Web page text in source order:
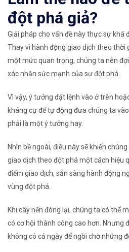
đột phá giả?
Giải pháp cho vấn đề này thực sự khá
Thay vì hành động giao dịch theo thời
một mức quan trọng, chúng ta nên
xác nhận sức mạnh của sự đột phá.
Vì vậy, ý tưởng đặt lệnh vào ở trên
kháng cự để tự động đưa chúng ta
phải là một ý tưởng hay.
Nhìn bề ngoài, điều này sẽ khiến
giao dịch theo đột phá một cách hiệu
điểm giao dịch, sẵn sàng hành động
vùng đột phá.
Khi cây nến đóng lại, chúng ta có thể
có cơ hội thành công cao hơn. Nhưng
không có cả ngày để ngồi chờ những